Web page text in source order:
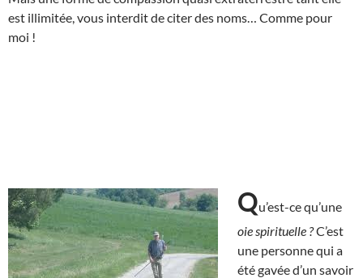
est illimitée, vous interdit de citer des noms… Comme pour
moi !
Qu’est-ce qu’une
oie spirituelle ?C’est
une personne qui a
été gavée d’un savoir